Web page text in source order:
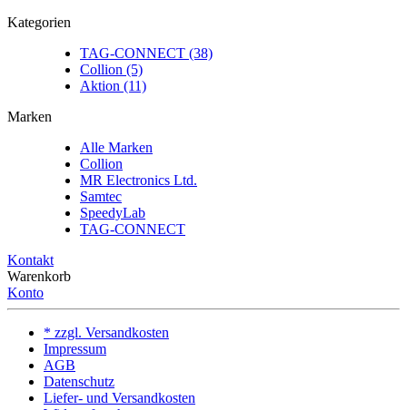
Kategorien
TAG-CONNECT (38)
Collion (5)
Aktion (11)
Marken
Alle Marken
Collion
MR Electronics Ltd.
Samtec
SpeedyLab
TAG-CONNECT
Kontakt
Warenkorb
Konto
* zzgl. Versandkosten
Impressum
AGB
Datenschutz
Liefer- und Versandkosten